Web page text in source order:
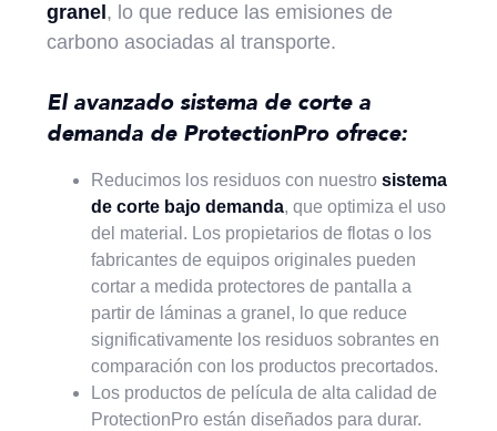
granel , lo que reduce las emisiones de
carbono asociadas al transporte.
El avanzado sistema de corte a
demanda de ProtectionPro ofrece:
Reducimos los residuos con nuestrosistema
de corte bajo demanda, que optimiza el uso
del material. Los propietarios de flotas o los
fabricantes de equipos originales pueden
cortar a medida protectores de pantalla a
partir de láminas a granel, lo que reduce
significativamente los residuos sobrantes en
comparación con los productos precortados.
Los productos de película de alta calidad de
ProtectionPro están diseñados para durar.